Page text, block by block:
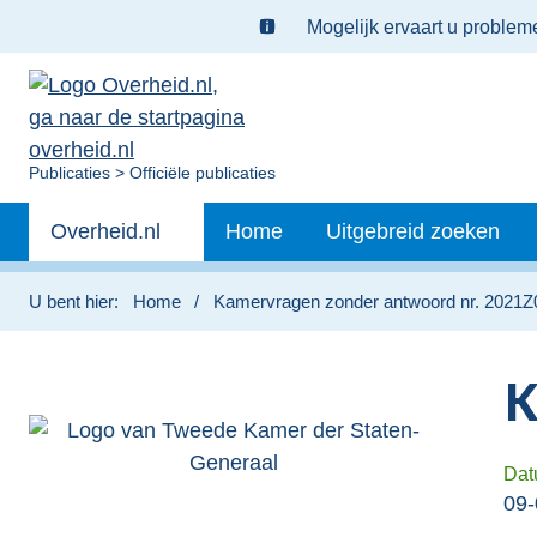
Ter
informatie:
Mogelijk ervaart u
U
Publicaties Officiële publicaties
Primaire
navigatie
Andere
sites
binnen
Overheid.nl Home Uitgebreid zoeken
U bent hier: Home Kamervragen zonder antwoord nr.